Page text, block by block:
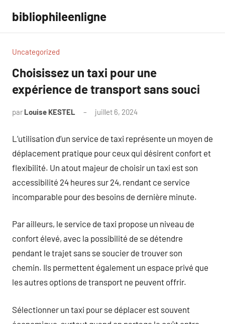
contenu
bibliophileenligne
Uncategorized
Choisissez un taxi pour une
expérience de transport sans souci
par Louise KESTEL juillet 6, 2024
L’utilisation d’un service de taxi représente un moyen de
déplacement pratique pour ceux qui désirent confort et
flexibilité. Un atout majeur de choisir un taxi est son
accessibilité 24 heures sur 24, rendant ce service
incomparable pour des besoins de dernière minute.
Par ailleurs, le service de taxi propose un niveau de
confort élevé, avec la possibilité de se détendre
pendant le trajet sans se soucier de trouver son
chemin. Ils permettent également un espace privé que
les autres options de transport ne peuvent offrir.
Sélectionner un taxi pour se déplacer est souvent